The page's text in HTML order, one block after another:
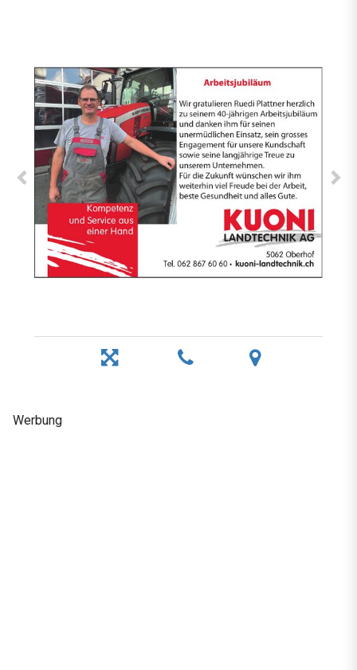
Werbung